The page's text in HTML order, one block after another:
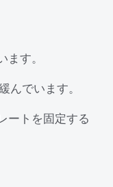
す。
んでいます。
ートを固定する